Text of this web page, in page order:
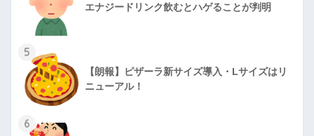
エナジードリンク飲むとハゲることが判明
5
【朗報】ピザーラ新サイズ導入・Lサイズはリ
ニューアル！
6